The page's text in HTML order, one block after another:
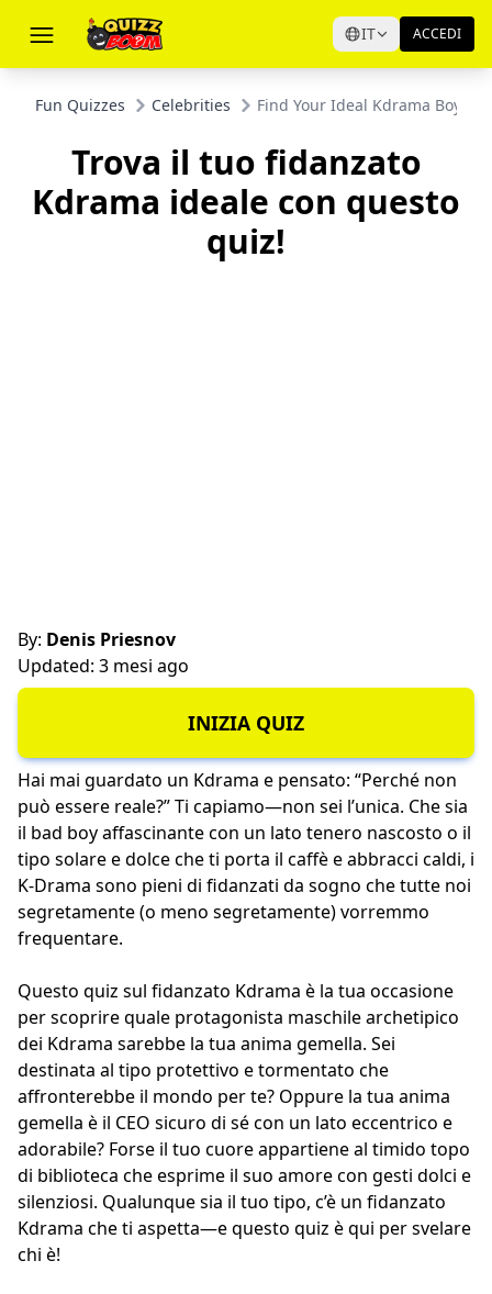
IT ACCEDI
Fun Quizzes Celebrities Find Your Ideal Kdrama
Trova il tuo fidanzato
Kdrama ideale con questo
quiz!
By: Denis Priesnov
Updated: 3 mesi ago
INIZIA QUIZ
Hai mai guardato un Kdrama e pensato: “Perché non
può essere reale?” Ti capiamo—non sei l’unica. Che sia
il bad boy affascinante con un lato tenero nascosto o il
tipo solare e dolce che ti porta il caffè e abbracci caldi, i
K-Drama sono pieni di fidanzati da sogno che tutte noi
segretamente (o meno segretamente) vorremmo
frequentare.
Questo quiz sul fidanzato Kdrama è la tua occasione
per scoprire quale protagonista maschile archetipico
dei Kdrama sarebbe la tua anima gemella. Sei
destinata al tipo protettivo e tormentato che
affronterebbe il mondo per te? Oppure la tua anima
gemella è il CEO sicuro di sé con un lato eccentrico e
adorabile? Forse il tuo cuore appartiene al timido topo
di biblioteca che esprime il suo amore con gesti dolci e
silenziosi. Qualunque sia il tuo tipo, c’è un fidanzato
Kdrama che ti aspetta—e questo quiz è qui per svelare
chi è!